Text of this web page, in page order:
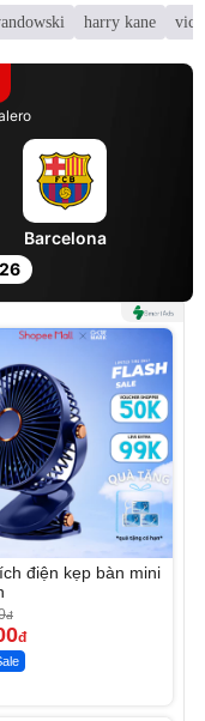
harry kane
Barcelona
điện kẹp bàn mini
đ
đ